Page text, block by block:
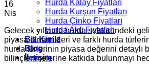
Hurda Kalay Fiyatları
Hurda Kurşun Fiyatları
Hurda Çinko Fiyatları
Hurda Akü Fiyatları
Biz Kimiz
Blog
İletişim
16
Nis
Gelecek yıllarda hurda sektöründeki
piyasa dinamikleri ve farklı hurda
hurda türlerinin piyasa değerini detaylı
bilinçlenmelerine katkıda bulunmayı